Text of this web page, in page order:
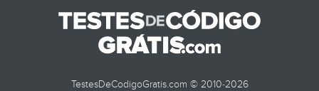
TestesDeCodigoGratis.com © 2010-2026